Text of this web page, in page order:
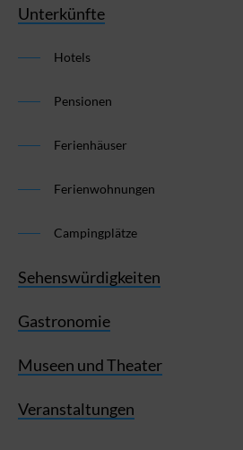
Unterkünfte
Hotels
Pensionen
Ferienhäuser
Ferienwohnungen
Campingplätze
Sehenswürdigkeiten
Gastronomie
Museen und Theater
Veranstaltungen